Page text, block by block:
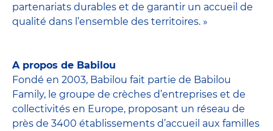
partenariats durables et de garantir un accueil de
qualité dans l’ensemble des territoires. »
A propos de Babilou
Fondé en 2003, Babilou fait partie de Babilou
Family, le groupe de crèches d’entreprises et de
collectivités en Europe, proposant un réseau de
près de 3400 établissements d’accueil aux familles